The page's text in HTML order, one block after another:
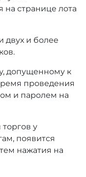
странице лота
двух и более
допущенному к
проведения
и паролем на
у
появится
нажатия на